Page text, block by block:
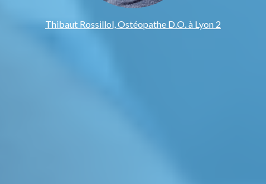
Thibaut Rossillol, Ostéopathe D.O. à Lyon 2